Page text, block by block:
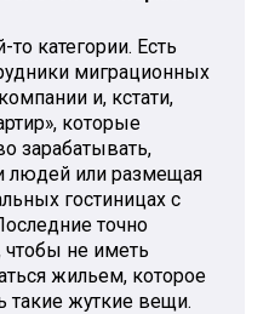
категории. Есть
миграционных
и, кстати,
которые
зарабатывать,
людей или размещая
гостиницах с
точно
не иметь
жильем, которое
такие жуткие вещи.